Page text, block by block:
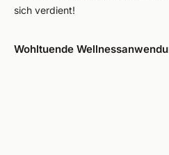
sich verdient!
Wohltuende